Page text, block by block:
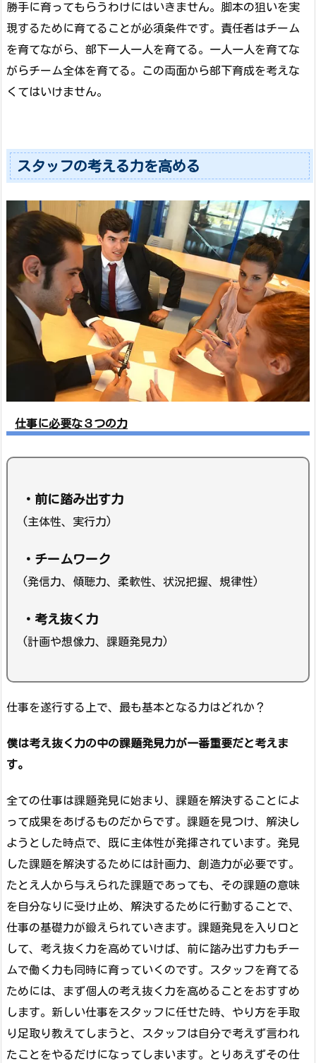
勝手に育ってもらうわけにはいきません。脚本の狙いを実
現するために育てることが必須条件です。責任者はチーム
を育てながら、部下一人一人を育てる。一人一人を育てな
がらチーム全体を育てる。この両面から部下育成を考えな
くてはいけません。
スタッフの考える力を高める
仕事に必要な３つの力
・前に踏み出す力
(主体性、実行力)
・チームワーク
(発信力、傾聴力、柔軟性、状況把握、規律性)
・考え抜く力
(計画や想像力、課題発見力)
仕事を遂行する上で、最も基本となる力はどれか？
僕は考え抜く力の中の課題発見力が一番重要だと考えま
す。
全ての仕事は課題発見に始まり、課題を解決することによ
って成果をあげるものだからです。課題を見つけ、解決し
ようとした時点で、既に主体性が発揮されています。発見
した課題を解決するためには計画力、創造力が必要です。
たとえ人から与えられた課題であっても、その課題の意味
を自分なりに受け止め、解決するために行動することで、
仕事の基礎力が鍛えられていきます。課題発見を入り口と
して、考え抜く力を高めていけば、前に踏み出す力もチー
ムで働く力も同時に育っていくのです。スタッフを育てる
ためには、まず個人の考え抜く力を高めることをおすすめ
します。新しい仕事をスタッフに任せた時、やり方を手取
り足取り教えてしまうと、スタッフは自分で考えず言われ
たことをやるだけになってしまいます。とりあえずその仕